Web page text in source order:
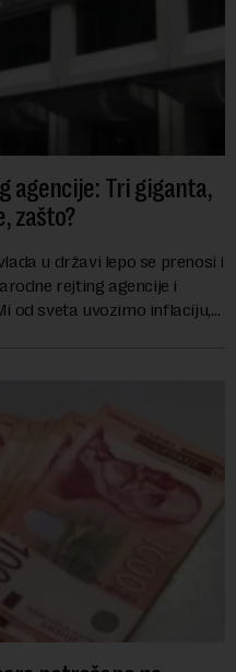
agencije: Tri giganta,
zašto?
u državi lepo se prenosi i
rejting agencije i
od sveta uvozimo inflaciju,